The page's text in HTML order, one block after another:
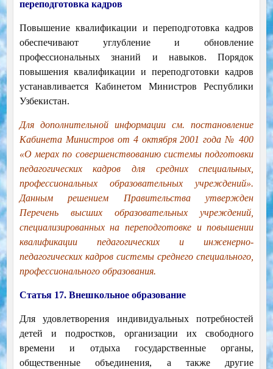
переподготовка кадров
Повышение квалификации и переподготовка кадров
обеспечивают углубление и обновление
профессиональных знаний и навыков. Порядок
повышения квалификации и переподготовки кадров
устанавливается Кабинетом Министров Республики
Узбекистан.
Для дополнительной информации см. постановление
Кабинета Министров от 4 октября 2001 года № 400
«О мерах по совершенствованию системы подготовки
педагогических кадров для средних специальных,
профессиональных образовательных учреждений».
Данным решением Правительства утвержден
Перечень высших образовательных учреждений,
специализированных на переподготовке и повышении
квалификации педагогических и инженерно-
педагогических кадров системы среднего специального,
профессионального образования.
Статья 17. Внешкольное образование
Для удовлетворения индивидуальных потребностей
детей и подростков, организации их свободного
времени и отдыха государственные органы,
общественные объединения, а также другие